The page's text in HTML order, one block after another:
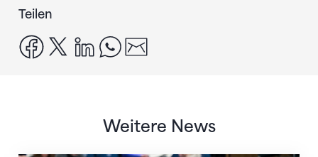
Teilen
facebook
x linkedinwhatsapp
Weitere News